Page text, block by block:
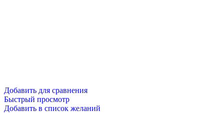
Добавить для сравнения
Быстрый просмотр
Добавить в список желаний